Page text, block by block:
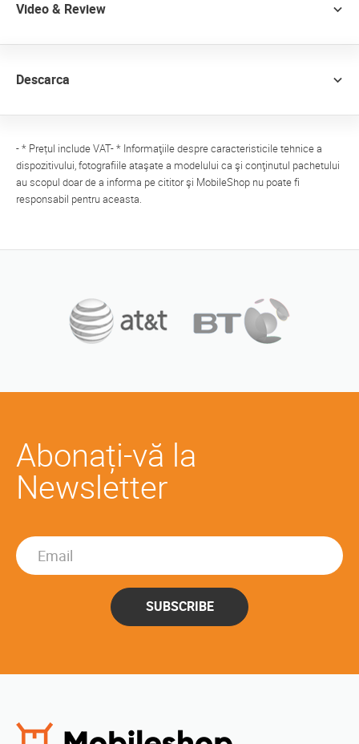
Video & Review
Descarca
- * Prețul include VAT- * Informaţiile despre caracteristicile tehnice a
dispozitivului, fotografiile ataşate a modelului ca şi conţinutul pachetului
au scopul doar de a informa pe cititor şi MobileShop nu poate fi
responsabil pentru aceasta.
Abonați-vă la
Newsletter
SUBSCRIBE